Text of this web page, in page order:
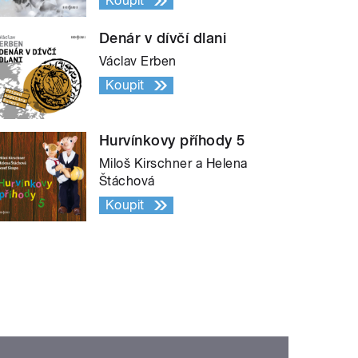
Denár v dívčí dlani
Václav Erben
Koupit
Hurvínkovy příhody 5
Miloš Kirschner a Helena
Štáchová
Koupit